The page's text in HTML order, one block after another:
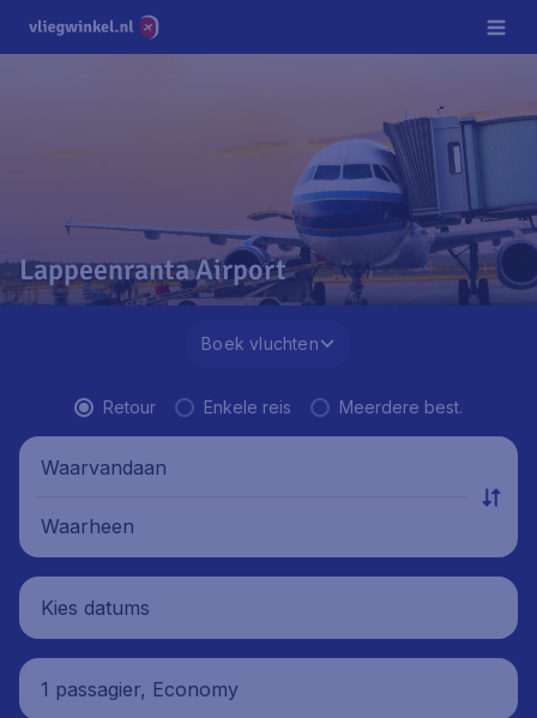
Lappeenranta Airport
Boek vluchten
Retour Enkele reis Meerdere best.
Waarvandaan
Waarheen
Kies datums
1 passagier, Economy